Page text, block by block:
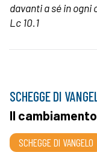
davanti a sé in ogni
Lc 10.1
SCHEGGE DI
Il
SCHEGGE DI VANGELO